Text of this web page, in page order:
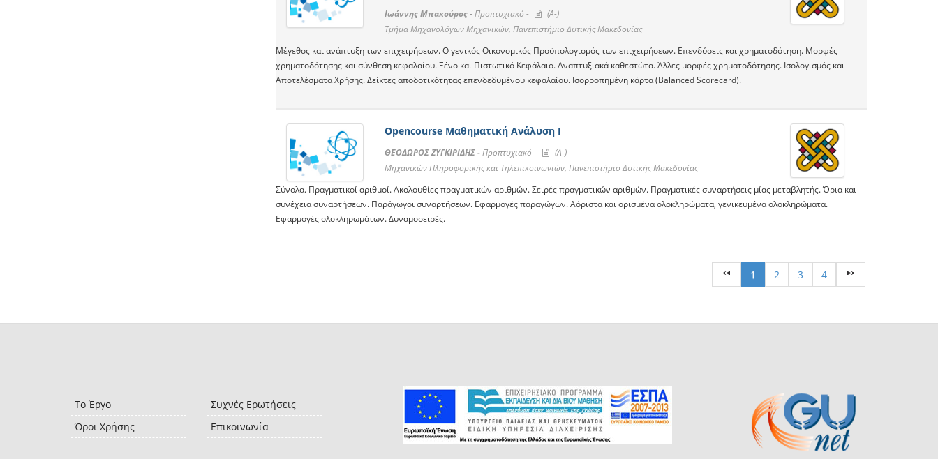
Ιωάννης Μπακούρος -Προπτυχιακό -
(A-)
Τμήμα Μηχανολόγων Μηχανικών, Πανεπιστήμιο Δυτικής Μακεδονίας
Μέγεθος και ανάπτυξη των επιχειρήσεων. Ο γενικός Οικονομικός Προϋπολογισμός των επιχειρήσεων. Επενδύσεις και χρηματοδότηση. Μορφές
χρηματοδότησης και σύνθεση κεφαλαίου. Ξένο και Πιστωτικό Κεφάλαιο. Αναπτυξιακά καθεστώτα. Άλλες μορφές χρηματοδότησης. Ισολογισμός και
Αποτελέσματα Χρήσης. Δείκτες αποδοτικότητας επενδεδυμένου κεφαλαίου. Ισορροπημένη κάρτα (Balanced Scorecard).
Opencourse Μαθηματική Ανάλυση Ι
ΘΕΟΔΩΡΟΣ ΖΥΓΚΙΡΙΔΗΣ -Προπτυχιακό -
(A-)
Μηχανικών Πληροφορικής και Τηλεπικοινωνιών, Πανεπιστήμιο Δυτικής Μακεδονίας
Σύνολα. Πραγματικοί αριθμοί. Ακολουθίες πραγματικών αριθμών. Σειρές πραγματικών αριθμών. Πραγματικές συναρτήσεις μίας μεταβλητής. Όρια και
συνέχεια συναρτήσεων. Παράγωγοι συναρτήσεων. Εφαρμογές παραγώγων. Αόριστα και ορισμένα ολοκληρώματα, γενικευμένα ολοκληρώματα.
Εφαρμογές ολοκληρωμάτων. Δυναμοσειρές.
1 2 3 4
Το Έργο
Όροι Χρήσης
Συχνές Ερωτήσεις
Επικοινωνία